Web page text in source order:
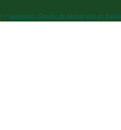
> kantaronet - Deseño de páxinas web en Galicia